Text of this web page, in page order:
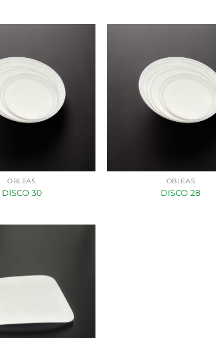
OBLEAS
DISCO 30
OBLEAS
DISCO 28